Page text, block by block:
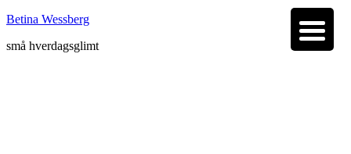
Betina Wessberg
små hverdagsglimt